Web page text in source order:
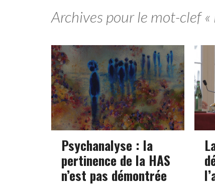
Archives pour le mot-clef «
Psychanalyse : la
pertinence de la HAS
n’est pas démontrée